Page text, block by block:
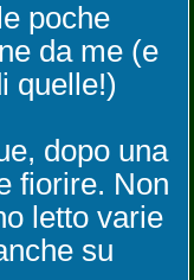
poche
da me (e
quelle!)
dopo una
fiorire. Non
letto varie
su